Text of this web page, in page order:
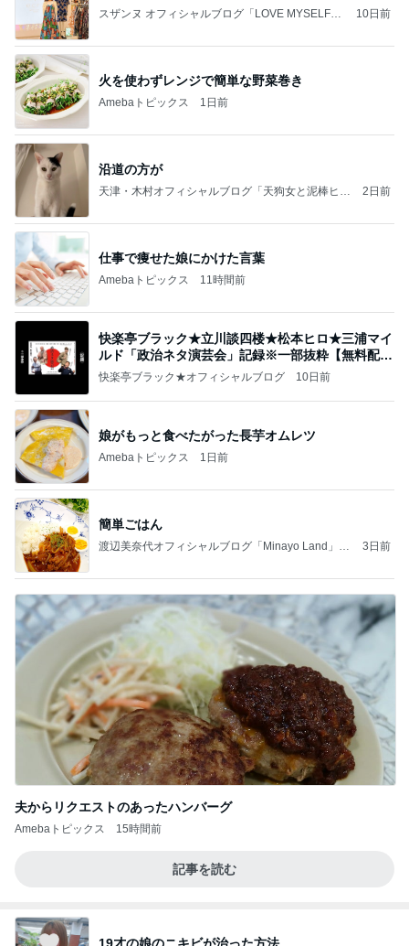
スザンヌ オフィシャルブログ「LOVE MYSELF」
10日前
火を使わずレンジで簡単な野菜巻き
Amebaトピックス 1日前
沿道の方が
天津・木村オフィシャルブログ「天狗女と泥棒ヒゲ
2日前
仕事で痩せた娘にかけた言葉
Amebaトピックス 11時間前
快楽亭ブラック★立川談四楼★松本ヒロ★三浦マイ
ルド「政治ネタ演芸会」記録※一部抜粋【無料配
信】
快楽亭ブラック★オフィシャルブログ 10日前
娘がもっと食べたがった長芋オムレツ
Amebaトピックス 1日前
簡単ごはん
渡辺美奈代オフィシャルブログ「Minayo Land」P
3日前
夫からリクエストのあったハンバーグ
Amebaトピックス 15時間前
記事を読む
19才の娘のニキビが治った方法